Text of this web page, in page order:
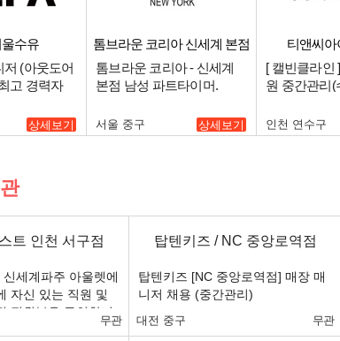
수유
(아웃도어
고 경력자
상세보기
톰브라운 코리아 신세계 본점
남성
톰브라운 코리아 - 신세계
본점 남성 파트타이머.
서울 중구 상세보기
티앤씨아
[ 캘빈클라인
원 중간관리(
험자 우대).
인천 연수구
트 인천 서구점
세계파주 아울렛에
자신 있는 직원 및
직원분을 구인합니
무관
탑텐키즈 / NC 중앙로역점
탑텐키즈 [NC 중앙로역점] 매장 매
니저 채용 (중간관리)
대전 중구 무관